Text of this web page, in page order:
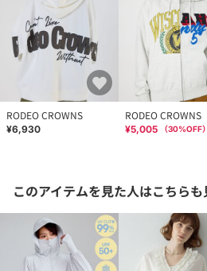
RODEO CROWNS
¥6,930
RODEO CROWNS
¥5,005 （30%OFF）